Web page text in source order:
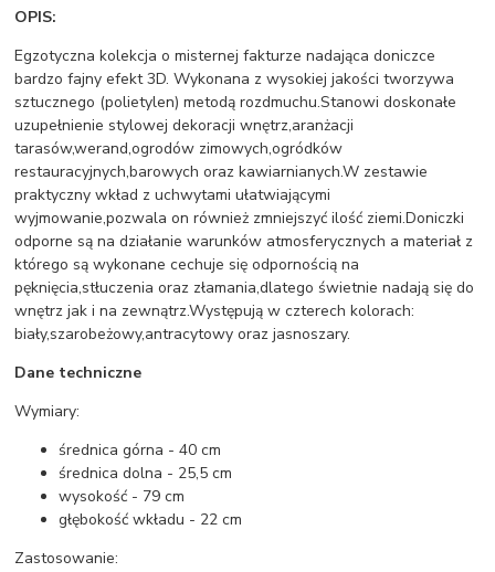
OPIS:
Egzotyczna kolekcja o misternej fakturze nadająca doniczce
bardzo fajny efekt 3D. Wykonana z wysokiej jakości tworzywa
sztucznego (polietylen) metodą rozdmuchu.Stanowi doskonałe
uzupełnienie stylowej dekoracji wnętrz,aranżacji
tarasów,werand,ogrodów zimowych,ogródków
restauracyjnych,barowych oraz kawiarnianych.W zestawie
praktyczny wkład z uchwytami ułatwiającymi
wyjmowanie,pozwala on również zmniejszyć ilość ziemi.Doniczki
odporne są na działanie warunków atmosferycznych a materiał z
którego są wykonane cechuje się odpornością na
pęknięcia,stłuczenia oraz złamania,dlatego świetnie nadają się do
wnętrz jak i na zewnątrz.Występują w czterech kolorach:
biały,szarobeżowy,antracytowy oraz jasnoszary.
Dane techniczne
Wymiary:
średnica górna - 40 cm
średnica dolna - 25,5 cm
wysokość - 79 cm
głębokość wkładu - 22 cm
Zastosowanie: